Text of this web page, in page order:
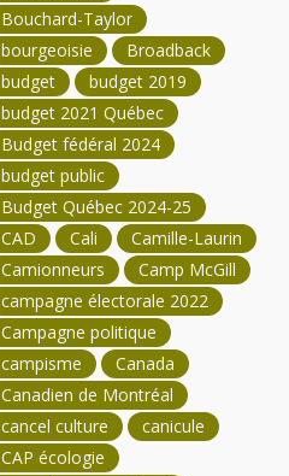
Bouchard-Taylor
bourgeoisie
Broadback
budget
budget 2019
budget 2021 Québec
Budget fédéral 2024
budget public
Budget Québec 2024-25
CAD
Cali
Camille-Laurin
Camionneurs
Camp McGill
campagne électorale 2022
Campagne politique
campisme
Canada
Canadien de Montréal
cancel culture
canicule
CAP écologie